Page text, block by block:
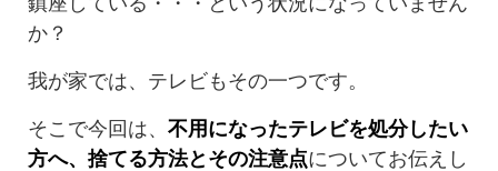
か？
我が家では、テレビもその一つです。
そこで今回は、 不用になったテレビを処分したい
方へ、捨てる方法とその注意点についてお伝えし